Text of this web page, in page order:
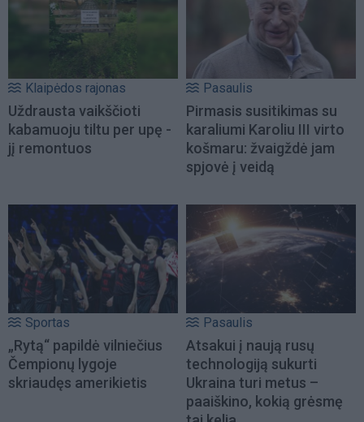
Klaipėdos rajonas
Uždrausta vaikščioti
kabamuoju tiltu per upę -
jį remontuos
Pasaulis
Pirmasis susitikimas su
karaliumi Karoliu III virto
košmaru: žvaigždė jam
spjovė į veidą
Sportas
„Rytą“ papildė vilniečius
Čempionų lygoje
skriaudęs amerikietis
Pasaulis
Atsakui į naują rusų
technologiją sukurti
Ukraina turi metus –
paaiškino, kokią grėsmę